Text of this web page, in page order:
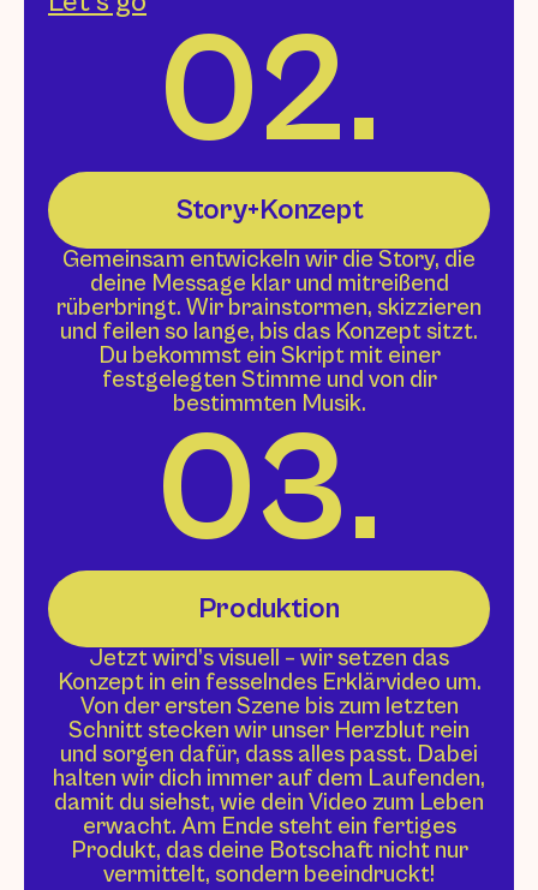
02.
Story+Konzept
Gemeinsam entwickeln wir die Story, die
deine Message klar und mitreißend
rüberbringt. Wir brainstormen, skizzieren
und feilen so lange, bis das Konzept sitzt.
Du bekommst ein Skript mit einer
festgelegten Stimme und von dir
bestimmten Musik.
03.
Produktion
Jetzt wird’s visuell – wir setzen das
Konzept in ein fesselndes Erklärvideo um.
Von der ersten Szene bis zum letzten
Schnitt stecken wir unser Herzblut rein
und sorgen dafür, dass alles passt. Dabei
halten wir dich immer auf dem Laufenden,
damit du siehst, wie dein Video zum Leben
erwacht. Am Ende steht ein fertiges
Produkt, das deine Botschaft nicht nur
vermittelt, sondern beeindruckt!